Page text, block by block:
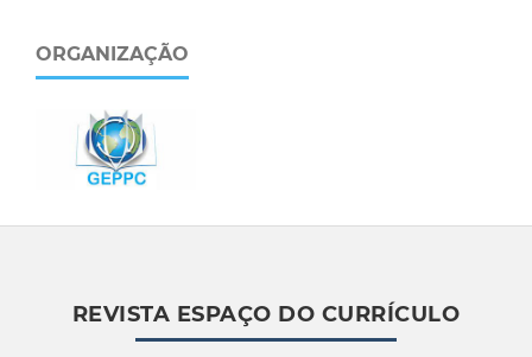
ORGANIZAÇÃO
REVISTA ESPAÇO DO CURRÍCULO